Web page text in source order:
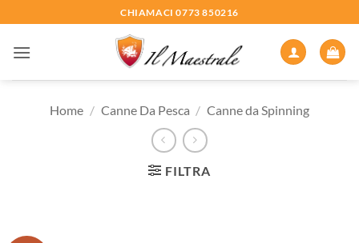
ai
contenuti
CHIAMACI 0773 850216
Home / Canne Da Pesca / Canne da Spinning
FILTRA